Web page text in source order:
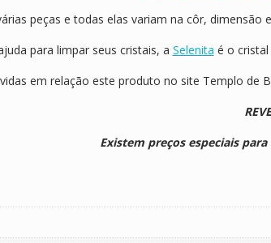
peças e todas elas variam na côr,
para limpar seus cristais, a Selenita é o
em relação este produto no site Templo de
Existem preços especiais